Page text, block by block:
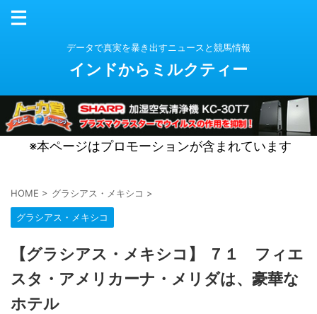
データで真実を暴き出すニュースと競馬情報
インドからミルクティー
※本ページはプロモーションが含まれています
HOME > グラシアス・メキシコ >
グラシアス・メキシコ
【グラシアス・メキシコ】 ７１ フィエ
スタ・アメリカーナ・メリダは、豪華な
ホテル